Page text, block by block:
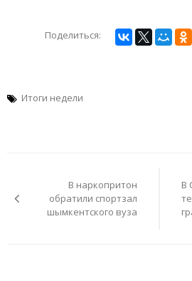
Поделиться:
Итоги недели
записям
В наркопритон
обратили спортзал
шымкентского вуза
В